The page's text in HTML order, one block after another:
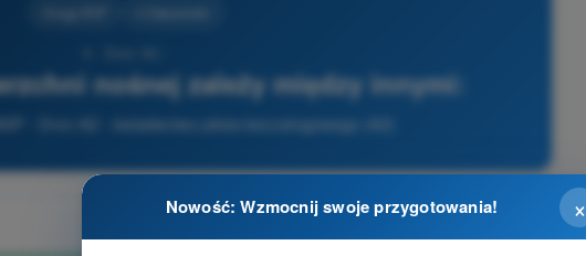
nośnej zależy między innymi:
- Dron A2 - świadectwo pilota bezzałogowego (A2)
×
Nowość: Wzmocnij swoje przygotowania!